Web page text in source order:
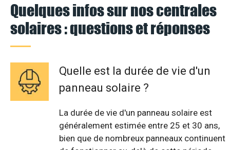
Quelques infos sur nos centrales
solaires : questions et réponses
Quelle est la durée de vie d'un
panneau solaire ?
La durée de vie d'un panneau solaire est
généralement estimée entre 25 et 30 ans,
bien que de nombreux panneaux continuent